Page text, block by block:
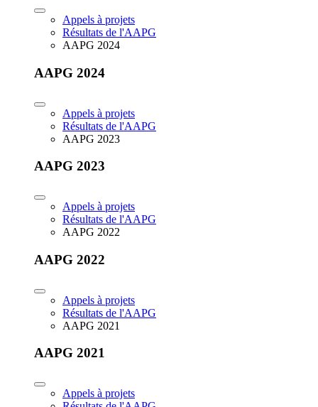
Appels à projets
Résultats de l'AAPG
AAPG 2024
AAPG 2024
Appels à projets
Résultats de l'AAPG
AAPG 2023
AAPG 2023
Appels à projets
Résultats de l'AAPG
AAPG 2022
AAPG 2022
Appels à projets
Résultats de l'AAPG
AAPG 2021
AAPG 2021
Appels à projets